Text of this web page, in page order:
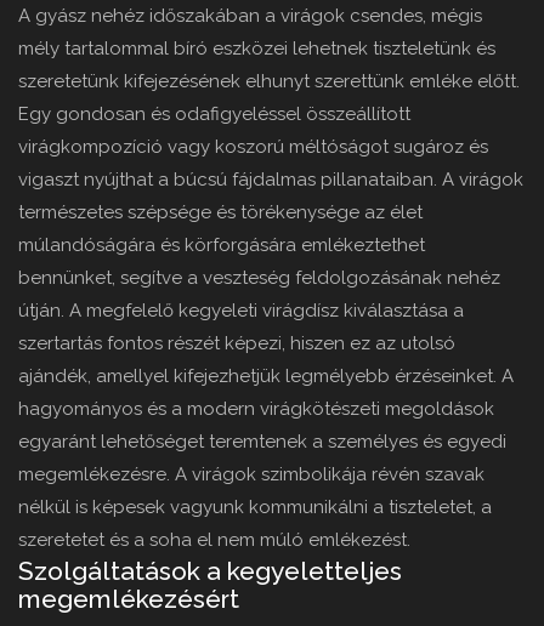
A gyász nehéz időszakában a virágok csendes, mégis
mély tartalommal bíró eszközei lehetnek tiszteletünk és
szeretetünk kifejezésének elhunyt szerettünk emléke előtt.
Egy gondosan és odafigyeléssel összeállított
virágkompozíció vagy koszorú méltóságot sugároz és
vigaszt nyújthat a búcsú fájdalmas pillanataiban. A virágok
természetes szépsége és törékenysége az élet
múlandóságára és körforgására emlékeztethet
bennünket, segítve a veszteség feldolgozásának nehéz
útján. A megfelelő kegyeleti virágdísz kiválasztása a
szertartás fontos részét képezi, hiszen ez az utolsó
ajándék, amellyel kifejezhetjük legmélyebb érzéseinket. A
hagyományos és a modern virágkötészeti megoldások
egyaránt lehetőséget teremtenek a személyes és egyedi
megemlékezésre. A virágok szimbolikája révén szavak
nélkül is képesek vagyunk kommunikálni a tiszteletet, a
szeretetet és a soha el nem múló emlékezést.
Szolgáltatások a kegyeletteljes
megemlékezésért